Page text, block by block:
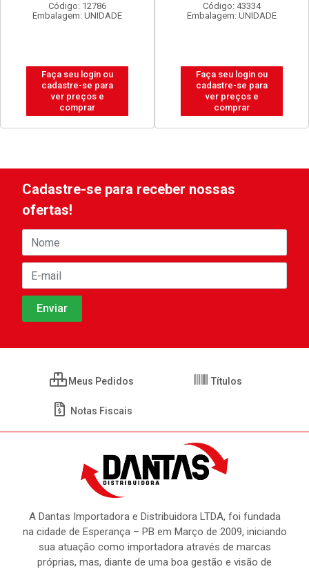
Código: 12786
Embalagem: UNIDADE
Faça seu login ou
cadastre-se para
ver preços e
comprar
Código: 43334
Embalagem: UNIDADE
Faça seu login ou
cadastre-se para
ver preços e
comprar
Cadastre-se para receber nossas
ofertas!
Meus Pedidos Títulos
Notas Fiscais
A Dantas Importadora e Distribuidora LTDA, foi fundada
na cidade de Esperança – PB em Março de 2009, iniciando
sua atuação como importadora através de marcas
próprias, mas, diante de uma boa gestão e visão de